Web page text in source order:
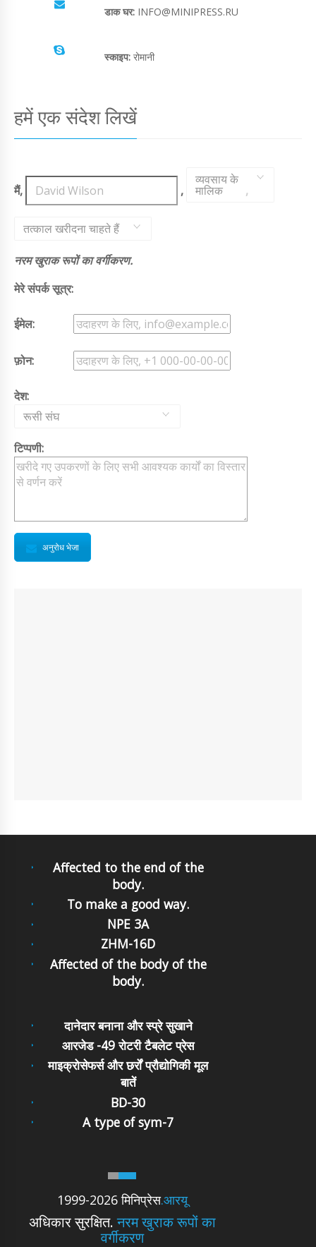
डाक घर: INFO@MINIPRESS.RU
स्काइप: रोमानी
हमें एक संदेश लिखें
मैं, ,
व्यवसाय के
मालिक ,
तत्काल खरीदना चाहते हैं
नरम खुराक रूपों का वर्गीकरण.
मेरे संपर्क सूत्र:
ईमेल:
फ़ोन:
देश:
रूसी संघ
टिप्पणी:
अनुरोध भेजा
Affected to the end of the
body.
To make a good way.
NPE 3A
ZHM-16D
Affected of the body of the
body.
1999-2026 मिनिप्रेस.आरयू
अधिकार सुरक्षित.नरम खुराक रूपों का
वर्गीकरण
दानेदार बनाना और स्प्रे सुखाने
आरजेड -49 रोटरी टैबलेट प्रेस
माइक्रोसेफर्स और छर्रों प्रौद्योगिकी मूल
बातें
BD-30
A type of sym-7